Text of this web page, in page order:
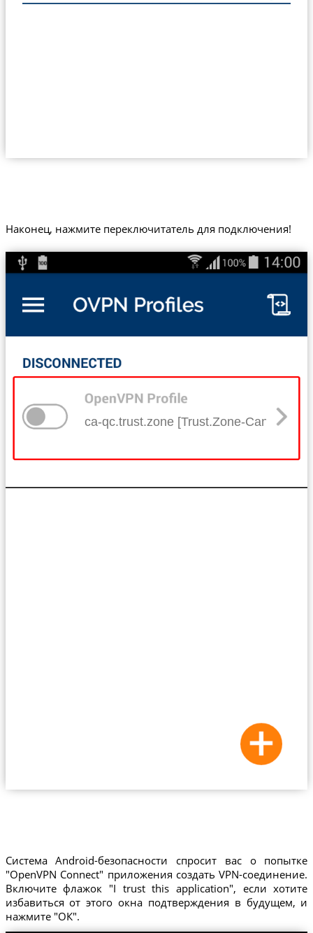
Наконец, нажмите переключитатель для подключения!
ca-qc.trust.zone [Trust.Zone-Canada-
Система Android-безопасности спросит вас о попытке
"OpenVPN Connect" приложения создать VPN-соединение.
Включите флажок "I trust this application", если хотите
избавиться от этого окна подтверждения в будущем, и
нажмите "ОК".